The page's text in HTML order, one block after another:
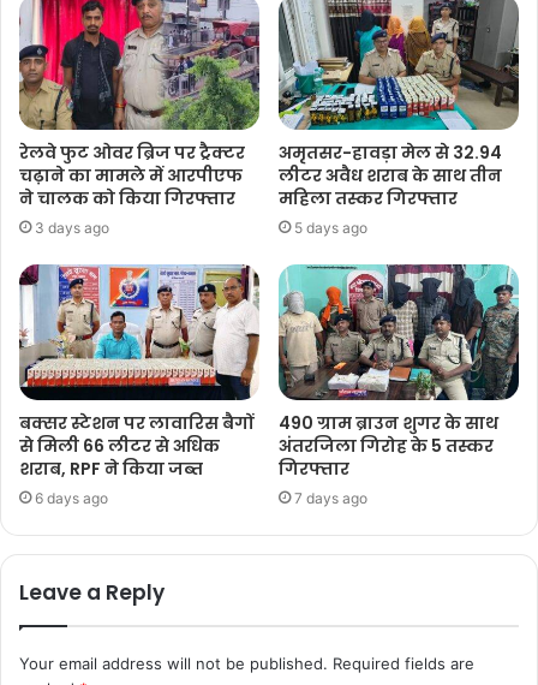
रेलवे फुट ओवर ब्रिज पर ट्रैक्टर
चढ़ाने का मामले में आरपीएफ
ने चालक को किया गिरफ्तार
3 days ago
अमृतसर-हावड़ा मेल से 32.94
लीटर अवैध शराब के साथ तीन
महिला तस्कर गिरफ्तार
5 days ago
बक्सर स्टेशन पर लावारिस बैगों
से मिली 66 लीटर से अधिक
शराब, RPF ने किया जब्त
6 days ago
490 ग्राम ब्राउन शुगर के साथ
अंतरजिला गिरोह के 5 तस्कर
गिरफ्तार
7 days ago
Leave a Reply
Your email address will not be published. Required fields are